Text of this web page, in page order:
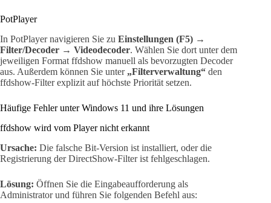
PotPlayer
In PotPlayer navigieren Sie zu Einstellungen (F5) →
Filter/Decoder → Videodecoder. Wählen Sie dort unter dem
jeweiligen Format ffdshow manuell als bevorzugten Decoder
aus. Außerdem können Sie unter „Filterverwaltung“ den
ffdshow-Filter explizit auf höchste Priorität setzen.
Häufige Fehler unter Windows 11 und ihre Lösungen
ffdshow wird vom Player nicht erkannt
Ursache: Die falsche Bit-Version ist installiert, oder die
Registrierung der DirectShow-Filter ist fehlgeschlagen.
Lösung: Öffnen Sie die Eingabeaufforderung als
Administrator und führen Sie folgenden Befehl aus: